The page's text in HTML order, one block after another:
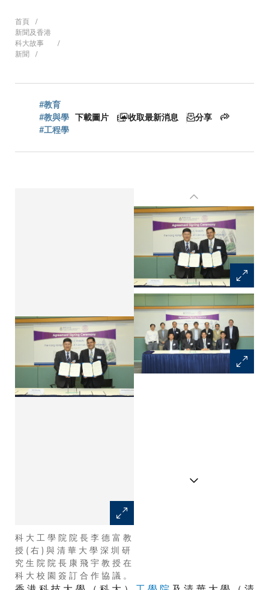
導
航
連
首頁
新聞及香港
科大故事
新聞
#教育
#教與學
#工程學
下載圖片 收取最新消息 分享
科 大 工 學 院 院 長 李 德 富 教
授 ( 右 ) 與 清 華 大 學 深 圳 研
究 生 院 院 長 康 飛 宇 教 授 在
科 大 校 園 簽 訂 合 作 協 議 。